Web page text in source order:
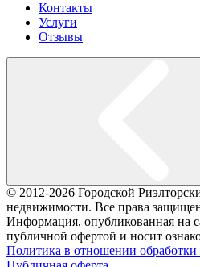
Контакты
Услуги
Отзывы
© 2012-2026 Городской
недвижимости. Все права
Информация, опубликованная на
публичной офертой и носит
Политика в отношении